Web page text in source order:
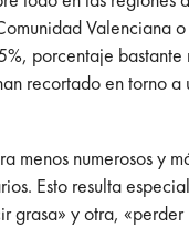
porcentaje
recortado en torno
menos numerosos
Esto resulta
grasa» y otra, «perder